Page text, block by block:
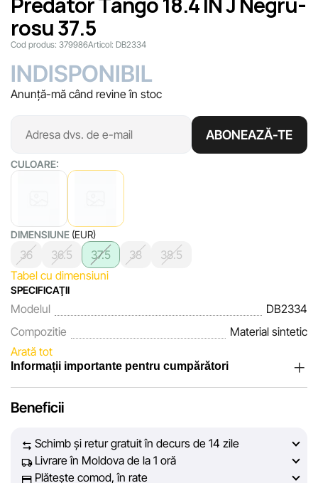
rosu 37.5
Cod produs: 379986Articol: DB2334
INDISPONIBIL
Anunță-mă când revine în stoc
ABONEAZĂ-TE
CULOARE:
DIMENSIUNE (EUR)
36 36.5 37.5 38
38.5
Tabel cu dimensiuni
SPECIFICAŢII
Modelul
DB2334
Compozitie
Material sintetic
Arată tot
Informații importante pentru cumpărători
încrederea clienților noștri. În fiecare zi depunem eforturi
prezentate pe site să fie cât mai complete, obiective și
actuale. Scopul nostru este să vă oferim informații corecte și
Beneficii
Schimb și retur gratuit în decurs de 14 zile
Livrare în Moldova de la 1 oră
Plătește comod, în rate